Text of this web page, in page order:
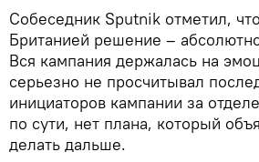
Собеседник Sputnik отметил,
Британией решение –
Вся кампания держалась на
серьезно не просчитывал
инициаторов кампании за
по сути, нет плана, который
делать дальше.